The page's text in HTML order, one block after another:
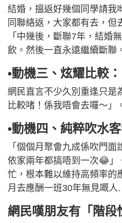
結婚，搵返好幾個同學請我
同聯絡返，大家都有去，但
「中幾後，斷聯7年，結婚
飲。然後一直永遠繼續斷聯
•動機三、炫耀比較：
網民直言不少久別重逢只是
比較啫！係我唔會去囉～」
•動機四、純粹吹水客
「個個月聚會九成係吹門面
依家兩年都搞唔到一次😂」
忙，根本難以維持高頻率的
月去應酬一班30年無見嘅
網民嘆朋友有「階段